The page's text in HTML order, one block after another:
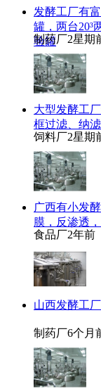
发酵工厂有
罐，两台20³
验罐
制药厂2星期
大型发酵工
框过滤、纳
饲料厂2星期
广西有小发
膜，反渗透
食品厂2年前
山西发酵工
制药厂6个月